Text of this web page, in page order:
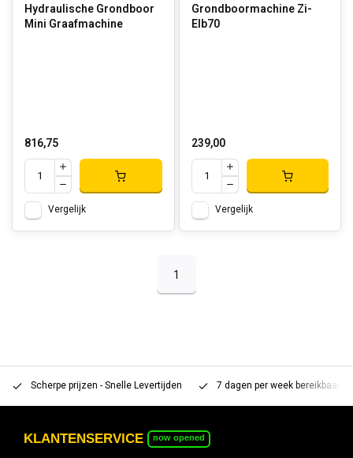
Hydraulische Grondboor
Mini Graafmachine
816,75
Vergelijk
Grondboormachine Zi-
Elb70
239,00
Vergelijk
1
Scherpe prijzen - Snelle Levertijden 7 dagen per week bereikbaar
KLANTENSERVICE now opened